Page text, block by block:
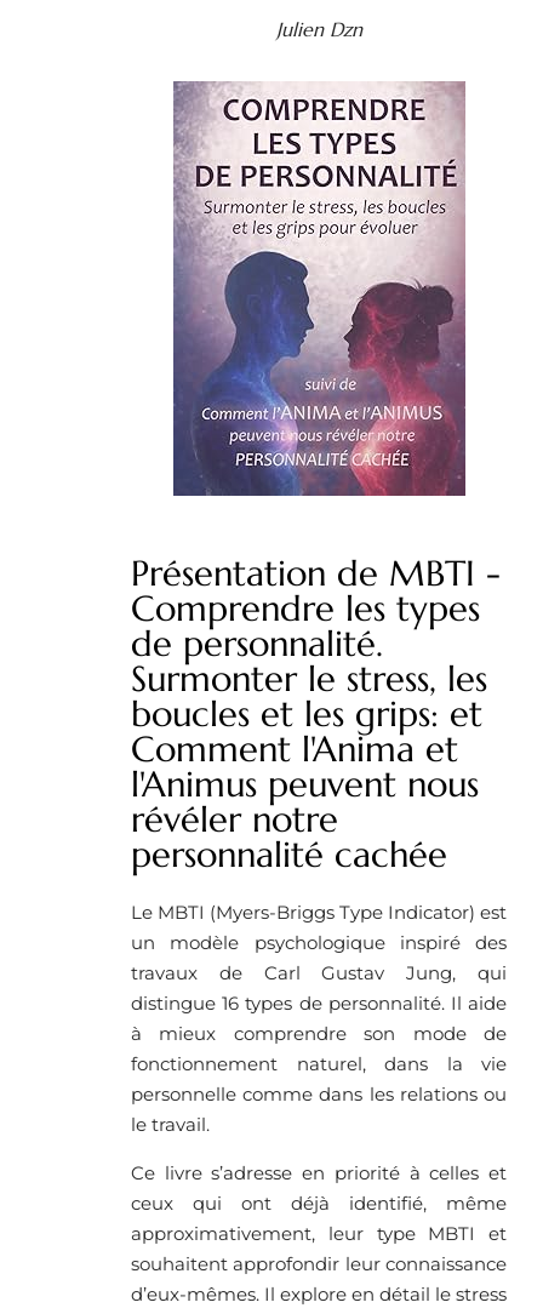
Julien Dzn
Présentation de MBTI -
Comprendre les types
de personnalité.
Surmonter le stress, les
boucles et les grips: et
Comment l'Anima et
l'Animus peuvent nous
révéler notre
personnalité cachée
Le MBTI (Myers-Briggs Type Indicator) est
un modèle psychologique inspiré des
travaux de Carl Gustav Jung, qui
distingue 16 types de personnalité. Il aide
à mieux comprendre son mode de
fonctionnement naturel, dans la vie
personnelle comme dans les relations ou
le travail.
Ce livre s’adresse en priorité à celles et
ceux qui ont déjà identifié, même
approximativement, leur type MBTI et
souhaitent approfondir leur connaissance
d’eux-mêmes. Il explore en détail le stress